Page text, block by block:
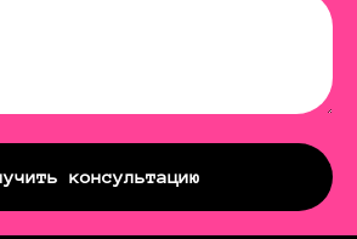
консультацию